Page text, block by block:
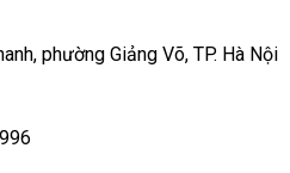
phường Giảng Võ, TP. Hà Nội